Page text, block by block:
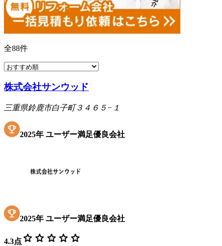
全88件
株式会社サンウッド
三重県鈴鹿市白子町３４６５−１
2025年 ユーザー満足優良会社
2025年 ユーザー満足優良会社
4.3点 star star star star star